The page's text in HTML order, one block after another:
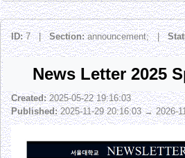
ID:7 |Section:announcement; |
News Letter 2025
Created:2025-05-22 19:16:03
Published:2025-11-29 20:16:03 → 2026-